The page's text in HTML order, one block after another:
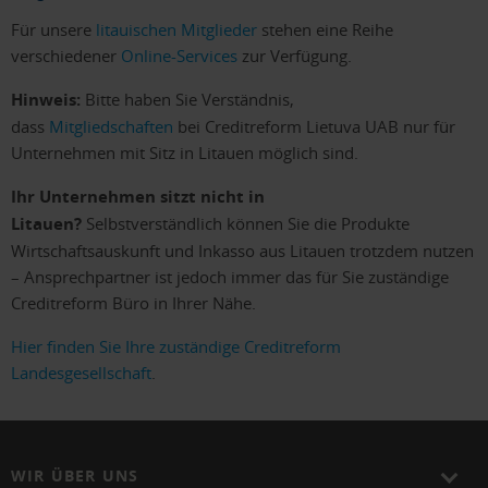
Für unsere litauischen Mitglieder stehen eine Reihe
verschiedener Online-Services zur Verfügung.
Hinweis: Bitte haben Sie Verständnis,
dass Mitgliedschaften bei Creditreform Lietuva UAB nur für
Unternehmen mit Sitz in Litauen möglich sind.
Ihr Unternehmen sitzt nicht in
Litauen? Selbstverständlich können Sie die Produkte
Wirtschaftsauskunft und Inkasso aus Litauen trotzdem nutzen
– Ansprechpartner ist jedoch immer das für Sie zuständige
Creditreform Büro in Ihrer Nähe.
Hier finden Sie Ihre zuständige Creditreform
Landesgesellschaft
WIR ÜBER UNS